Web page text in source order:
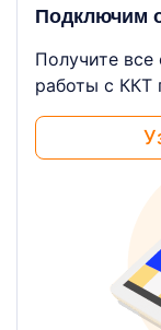
Подключим
Получите все
работы с ККТ